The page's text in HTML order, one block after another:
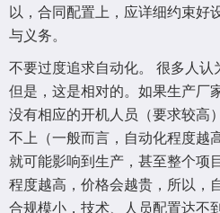
以，合同配置上，应详细约束好
与义务。
不要过度追求自动化。 很多人认
但是，这是相对的。如果生产厂
没有相应的开机人员（要求较高
不上（一般而言，自动化程度越
就可能影响到生产，甚至整个项
程度越高，价格会越贵，所以，
合规模小，技术、人员配置达不